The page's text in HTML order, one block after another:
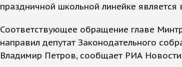
праздничной школьной линейке
Соответствующее обращение главе
направил депутат Законодательного
Владимир Петров, сообщает РИА